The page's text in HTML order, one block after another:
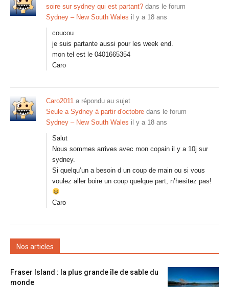
soire sur sydney qui est partant? dans le forum
Sydney – New South Wales il y a 18 ans
coucou
je suis partante aussi pour les week end.
mon tel est le 0401665354
Caro
Caro2011 a répondu au sujet
Seule a Sydney à partir d'octobre dans le forum
Sydney – New South Wales il y a 18 ans
Salut
Nous sommes arrives avec mon copain il y a 10j sur
sydney.
Si quelqu’un a besoin d un coup de main ou si vous
voulez aller boire un coup quelque part, n’hesitez pas!
Caro
Nos articles
Fraser Island : la plus grande île de sable du
monde